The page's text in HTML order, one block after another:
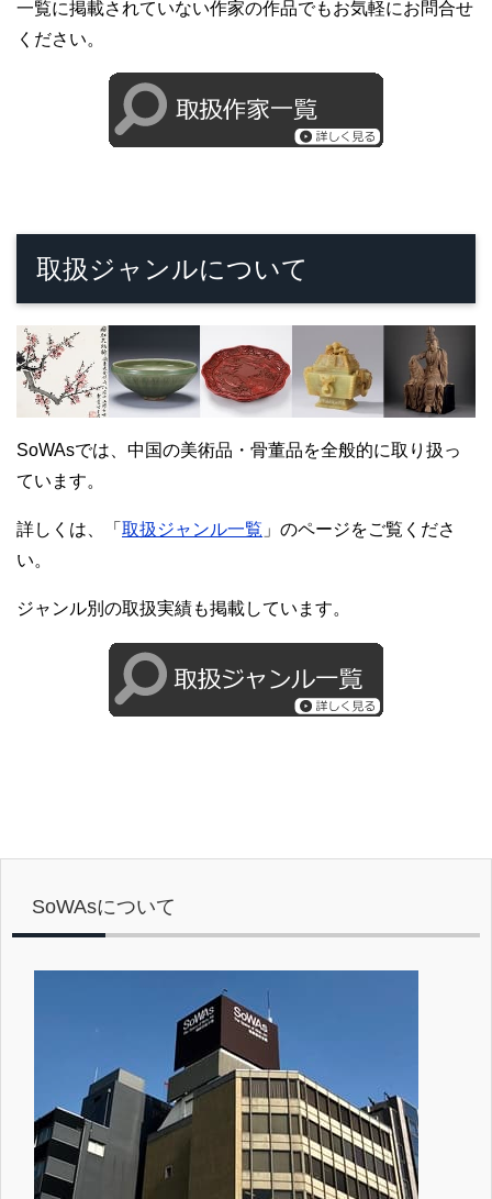
一覧に掲載されていない作家の作品でもお気軽にお問合せ
ください。
取扱ジャンルについて
SoWAsでは、中国の美術品・骨董品を全般的に取り扱っ
ています。
詳しくは、「 取扱ジャンル一覧 」のページをご覧くださ
い。
ジャンル別の取扱実績も掲載しています。
SoWAsについて